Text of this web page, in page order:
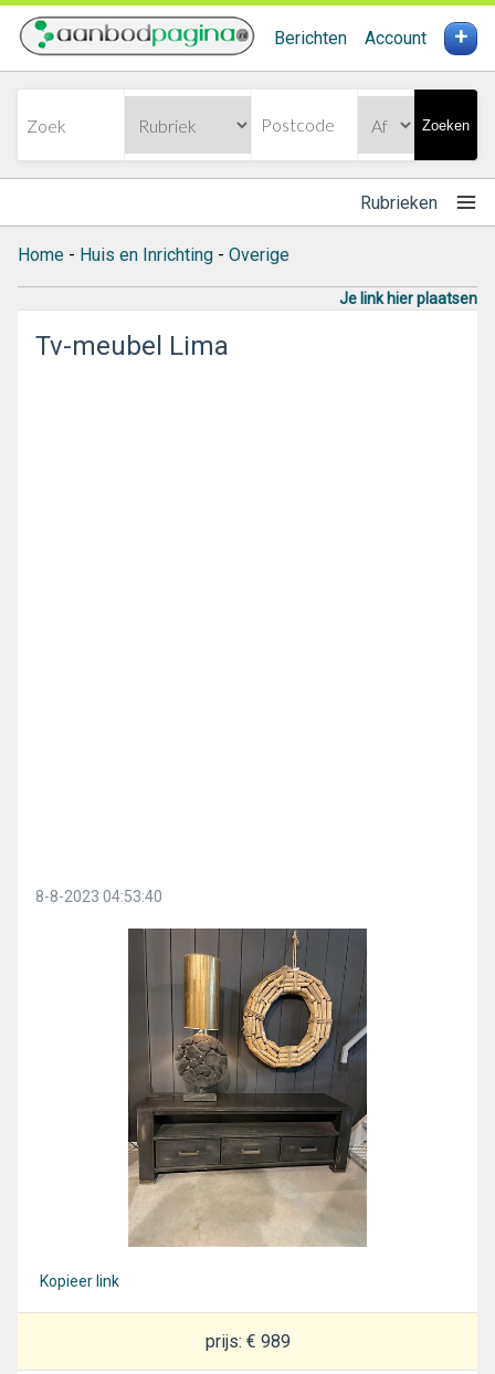
Berichten Account +
Zoeken
Rubrieken
Home - Huis en Inrichting - Overige
Je link hier plaatsen
Tv-meubel Lima
8-8-2023 04:53:40
Kopieer link
prijs: € 989